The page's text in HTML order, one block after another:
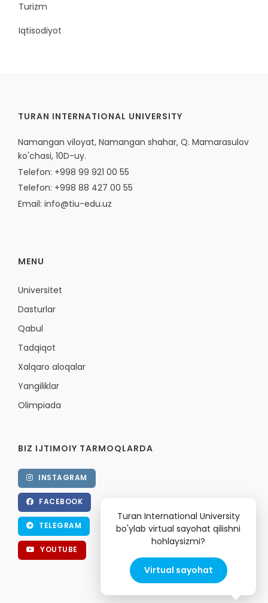
Turizm
Iqtisodiyot
TURAN INTERNATIONAL UNIVERSITY
Namangan viloyat, Namangan shahar, Q. Mamarasulov
ko'chasi, 10D-uy.
Telefon: +998 99 921 00 55
Telefon: +998 88 427 00 55
Email: info@tiu-edu.uz
MENU
Universitet
Dasturlar
Qabul
Tadqiqot
Xalqaro aloqalar
Yangiliklar
Olimpiada
BIZ IJTIMOIY TARMOQLARDA
INSTAGRAM
FACEBOOK
TELEGRAM
YOUTUBE
Turan International University
bo'ylab virtual sayohat qilishni
hohlaysizmi?
Virtual sayohat